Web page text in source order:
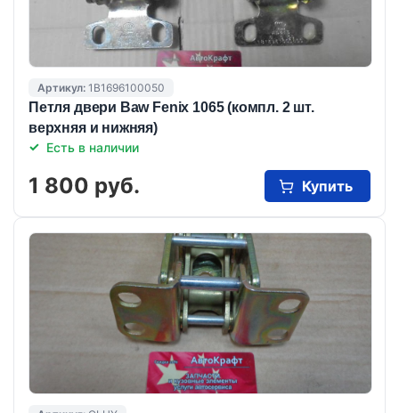
Артикул: 1B1696100050
Петля двери Baw Fenix 1065 (компл. 2 шт.
верхняя и нижняя)
Есть в наличии
1 800 руб. Купить